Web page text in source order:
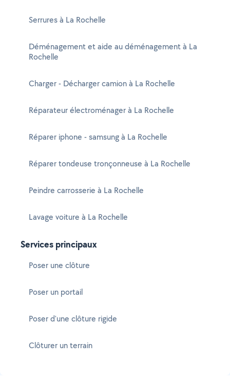
Serrures à La Rochelle
Déménagement et aide au déménagement à La
Rochelle
Charger - Décharger camion à La Rochelle
Réparateur électroménager à La Rochelle
Réparer iphone - samsung à La Rochelle
Réparer tondeuse tronçonneuse à La Rochelle
Peindre carrosserie à La Rochelle
Lavage voiture à La Rochelle
Services principaux
Poser une clôture
Poser un portail
Poser d'une clôture rigide
Clôturer un terrain